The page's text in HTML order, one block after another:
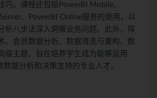
巧。课程还包括PowerBI Mobile、
、PowerBI Online服务的使用，以
析八步法深入洞察业务问题。此外，探
、会员数据分析、数据清洗与重构、数
级主题，旨在培养学生成为能够运用
数据分析和决策支持的专业人才。